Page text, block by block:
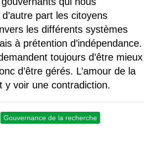
part les citoyens
les différents systèmes
à prétention d’indépendance.
toujours d’être mieux
d’être gérés. L’amour de la
y voir une contradiction.
Gouvernance de la recherche